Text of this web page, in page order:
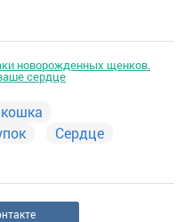
новорожденных щенков.
сердце
кошка
Сердце